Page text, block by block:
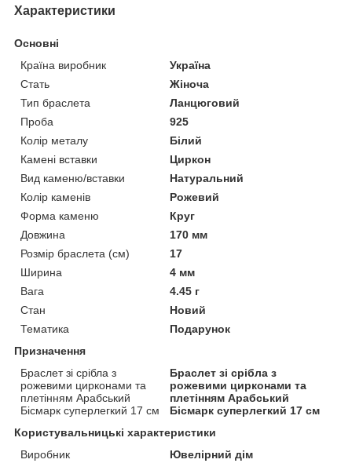
Характеристики
Основні
Країна виробник
Україна
Стать
Жіноча
Тип браслета
Ланцюговий
Проба
925
Колір металу
Білий
Камені вставки
Циркон
Вид каменю/вставки
Натуральний
Колір каменів
Рожевий
Форма каменю
Круг
Довжина
170 мм
Розмір браслета (см)
17
Ширина
4 мм
Вага
4.45 г
Стан
Новий
Тематика
Подарунок
Призначення
Браслет зі срібла з
рожевими цирконами та
плетінням Арабський
Бісмарк суперлегкий 17 см
Браслет зі срібла з
рожевими цирконами та
плетінням Арабський
Бісмарк суперлегкий 17 см
Користувальницькі характеристики
Виробник
Ювелірний дім